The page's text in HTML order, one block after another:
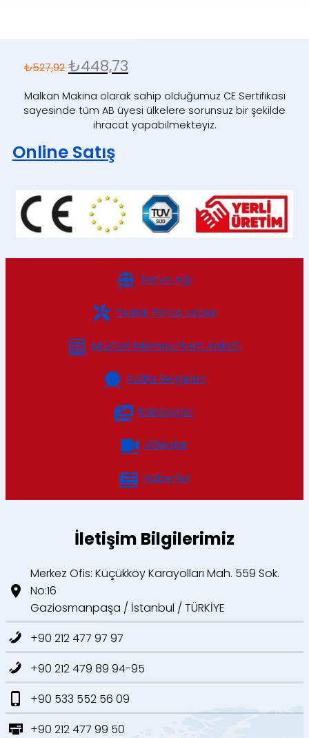
₺527,92 ₺448,73
Malkan Makina olarak sahip olduğumuz CE Sertifikası
sayesinde tüm AB üyesi ülkelere sorunsuz bir şekilde
ihracat yapabilmekteyiz.
Online Satış
Servis Ağı
Yedek Parça Listesi
Müşteri Memnuniyeti Anketi
Kalite Belgeleri
Kataloglar
Videolar
Haberler
İletişim Bilgilerimiz
Merkez Ofis: Küçükköy Karayolları Mah. 559 Sok.
No:16
Gaziosmanpaşa / İstanbul / TÜRKİYE
+90 212 477 97 97
+90 212 479 89 94-95
+90 533 552 56 09
+90 212 477 99 50